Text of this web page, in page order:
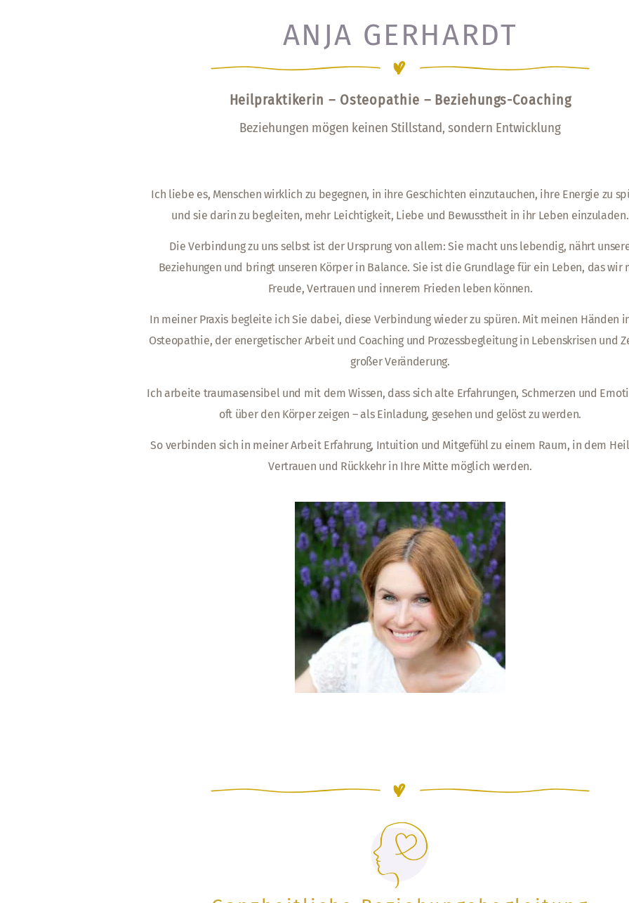
ANJA GERHARDT
Heilpraktikerin – Osteopathie – Beziehungs-Coaching
Beziehungen mögen keinen Stillstand, sondern Entwicklung
Ich liebe es, Menschen wirklich zu begegnen, in ihre Geschichten einzutauchen, ihre Energie zu
und sie darin zu begleiten, mehr Leichtigkeit, Liebe und Bewusstheit in ihr Leben einzuladen.
Die Verbindung zu uns selbst ist der Ursprung von allem: Sie macht uns lebendig, nährt
Beziehungen und bringt unseren Körper in Balance. Sie ist die Grundlage für ein Leben, das wir
Freude, Vertrauen und innerem Frieden leben können.
In meiner Praxis begleite ich Sie dabei, diese Verbindung wieder zu spüren. Mit meinen Händen
Osteopathie, der energetischer Arbeit und Coaching und Prozessbegleitung in Lebenskrisen und
großer Veränderung.
Ich arbeite traumasensibel und mit dem Wissen, dass sich alte Erfahrungen, Schmerzen und
oft über den Körper zeigen – als Einladung, gesehen und gelöst zu werden.
So verbinden sich in meiner Arbeit Erfahrung, Intuition und Mitgefühl zu einem Raum, in dem
Vertrauen und Rückkehr in Ihre Mitte möglich werden.